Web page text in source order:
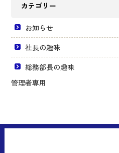
カテゴリー
お知らせ
社長の趣味
総務部長の趣味
管理者専用